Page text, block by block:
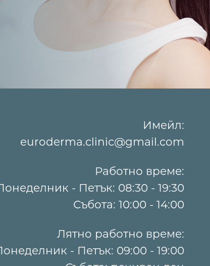
Имейл:
euroderma.clinic@gmail.com
Работно време:
- Петък: 08:30 - 19:30
Събота: 10:00 - 14:00
Лятно работно време:
- Петък: 09:00 - 19:00